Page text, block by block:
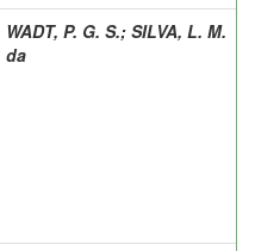
WADT, P. G. S.; SILVA, L. M.
da